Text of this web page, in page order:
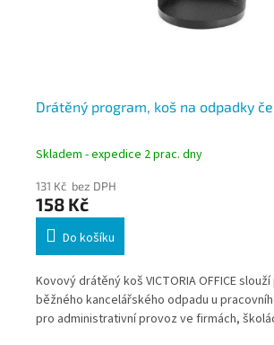
Drátěný program, koš na odpadky
Skladem - expedice 2 prac. dny
131 Kč bez DPH
158 Kč
Do košíku
Kovový drátěný koš VICTORIA OFFICE
běžného kancelářského odpadu u
pro administrativní provoz ve firmách,